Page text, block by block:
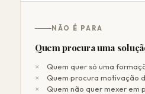
NÃO É PARA
Quem procura uma
Quem quer só uma
Quem procura motivação
Quem não quer mexer em